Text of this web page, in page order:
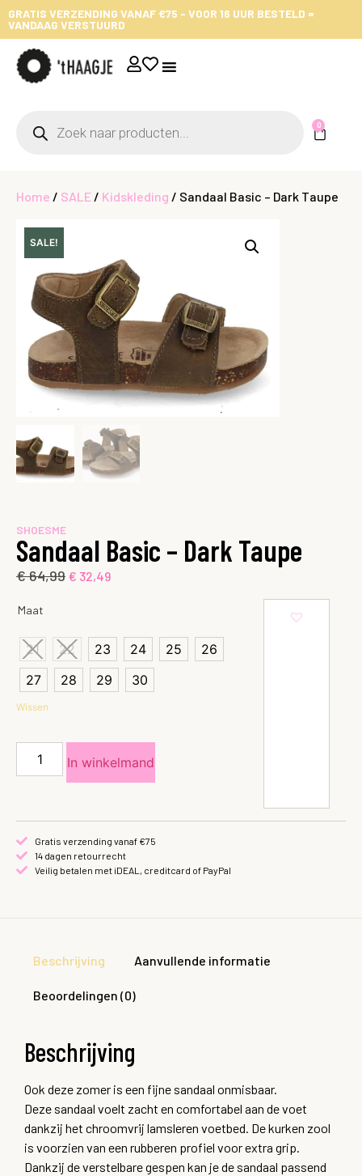
GRATIS VERZENDING VANAF €75 - VOOR 16 UUR BESTELD =
VANDAAG VERSTUURD
0
Home / SALE / Kidskleding / Sandaal Basic – Dark Taupe
SHOESME
Sandaal Basic – Dark Taupe
€64,99 € 32,49
Maat
21 22 23 24 25
26
27
28 29 30
Wissen
In winkelmand
Gratis verzending vanaf €75
14 dagen retourrecht
Veilig betalen met iDEAL, creditcard of PayPal
Beschrijving Aanvullende informatie
Beoordelingen (0)
Beschrijving
Ook deze zomer is een fijne sandaal onmisbaar.
Deze sandaal voelt zacht en comfortabel aan de voet
dankzij het chroomvrij lamsleren voetbed. De kurken zool
is voorzien van een rubberen profiel voor extra grip.
Dankzij de verstelbare gespen kan je de sandaal passend